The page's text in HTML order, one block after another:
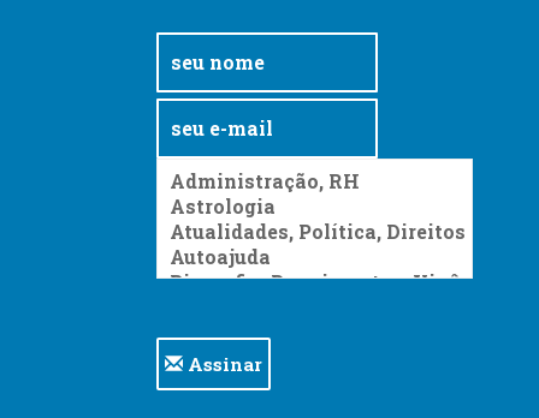
Assinar